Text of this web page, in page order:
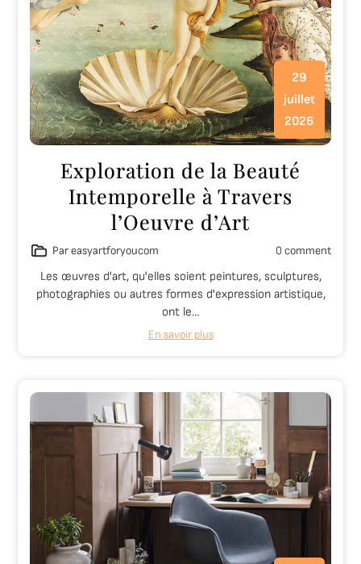
29
juillet
2026
Exploration de la Beauté
Intemporelle à Travers
l’Oeuvre d’Art
Par easyartforyoucom 0 comment
Les œuvres d'art, qu'elles soient peintures, sculptures,
photographies ou autres formes d'expression artistique,
ont le…
En savoir plus